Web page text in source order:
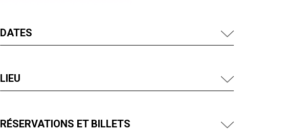
DATES
LIEU
RÉSERVATIONS ET BILLETS